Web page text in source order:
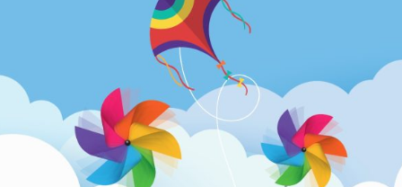
Amplia variedad de
productos
lo que te permite comparar y
elegir entre diferentes
marcas y opciones
Entrega a domicilio
Puedes recibir tus compras
directamente en tu puerta